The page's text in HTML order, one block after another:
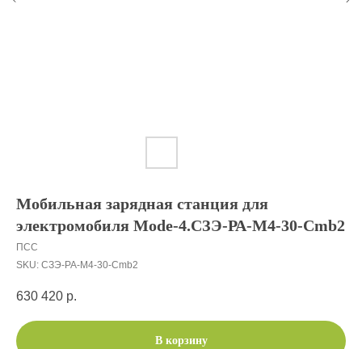
Мобильная зарядная станция для
электромобиля Mode-4.СЗЭ-РА-M4-30-Cmb2
ПСС
SKU: СЗЭ-РА-M4-30-Cmb2
630 420 р.
В корзину